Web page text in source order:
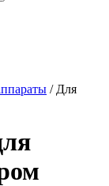
/ Для